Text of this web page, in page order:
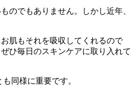
のでもありません。しかし近年、
肌もそれを吸収してくれるので
ひ毎日のスキンケアに取り入れて
同様に重要です。